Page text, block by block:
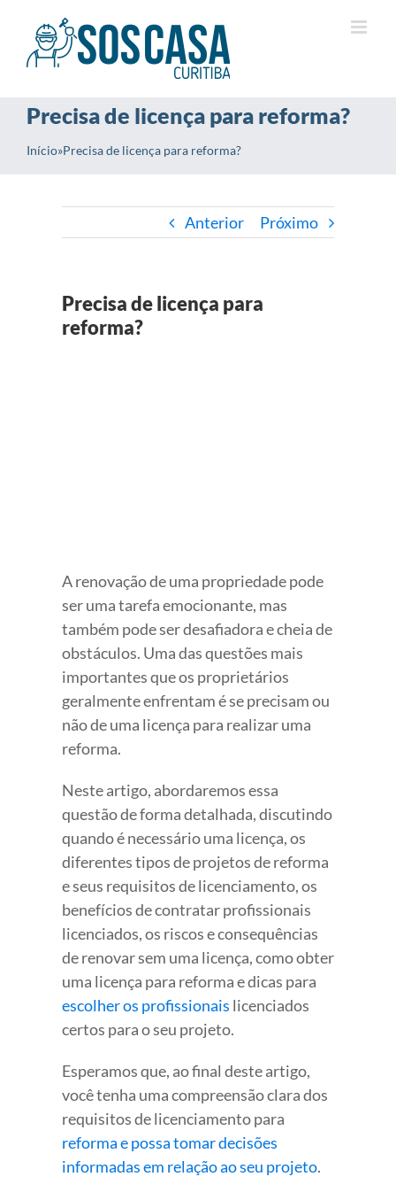
Precisa de licença para reforma?
Início»Precisa de licença para reforma?
Anterior Próximo
Precisa de licença para
reforma?
A renovação de uma propriedade pode
ser uma tarefa emocionante, mas
também pode ser desafiadora e cheia de
obstáculos. Uma das questões mais
importantes que os proprietários
geralmente enfrentam é se precisam ou
não de uma licença para realizar uma
reforma.
Neste artigo, abordaremos essa
questão de forma detalhada, discutindo
quando é necessário uma licença, os
diferentes tipos de projetos de reforma
e seus requisitos de licenciamento, os
benefícios de contratar profissionais
licenciados, os riscos e consequências
de renovar sem uma licença, como obter
uma licença para reforma e dicas para
escolher os profissionais licenciados
certos para o seu projeto.
Esperamos que, ao final deste artigo,
você tenha uma compreensão clara dos
requisitos de licenciamento para
reforma e possa tomar decisões
informadas em relação ao seu projeto.